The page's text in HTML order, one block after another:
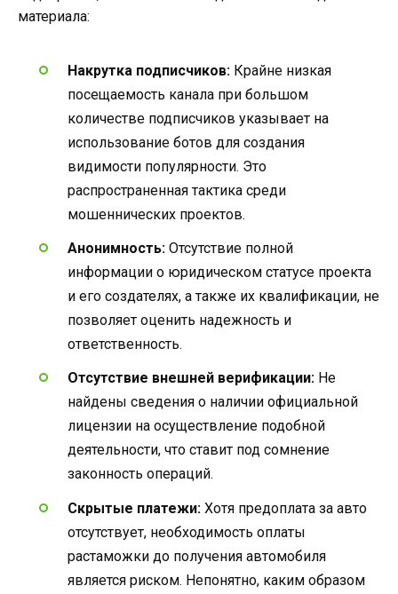
материала:
Накрутка подписчиков: Крайне низкая
посещаемость канала при большом
количестве подписчиков указывает на
использование ботов для создания
видимости популярности. Это
распространенная тактика среди
мошеннических проектов.
Анонимность: Отсутствие полной
информации о юридическом статусе проекта
и его создателях, а также их квалификации, не
позволяет оценить надежность и
ответственность.
Отсутствие внешней верификации: Не
найдены сведения о наличии официальной
лицензии на осуществление подобной
деятельности, что ставит под сомнение
законность операций.
Скрытые платежи: Хотя предоплата за авто
отсутствует, необходимость оплаты
растаможки до получения автомобиля
является риском. Непонятно, каким образом